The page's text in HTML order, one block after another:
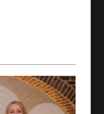
WhatsApp